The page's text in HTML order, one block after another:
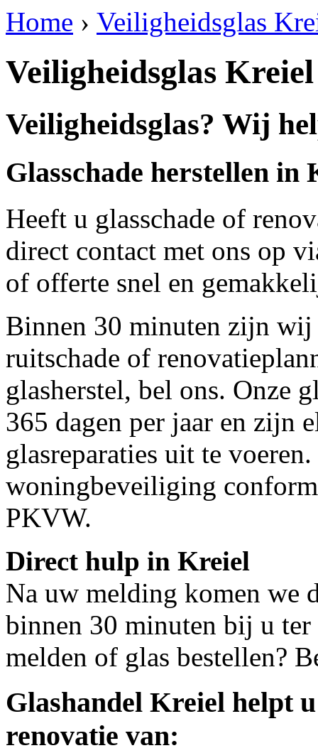
Home › Veiligheidsglas
Veiligheidsglas Kreiel
Veiligheidsglas? Wij
Glasschade herstellen in
Heeft u glasschade of
direct contact met ons op
of offerte snel en
Binnen 30 minuten zijn wij
ruitschade of
glasherstel, bel ons. Onze
365 dagen per jaar en zijn
glasreparaties uit te
woningbeveiliging
PKVW.
Direct hulp in Kreiel
Na uw melding komen we
binnen 30 minuten bij u ter
melden of glas bestellen?
Glashandel Kreiel helpt
renovatie van: